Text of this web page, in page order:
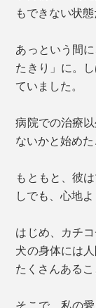
もできない状態
あっという間
たきり」に。
ていました。
病院での治療
ないかと始めた
もともと、彼
しでも、心地
はじめ、カチ
犬の身体には
たくさんあるこ
そこで、私の